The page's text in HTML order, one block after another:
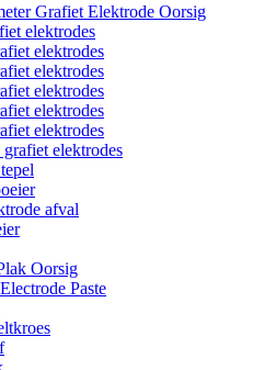
Grafiet Elektrode Oorsig
elektrodes
elektrodes
elektrodes
elektrodes
elektrodes
elektrodes
elektrodes
afval
Oorsig
Paste